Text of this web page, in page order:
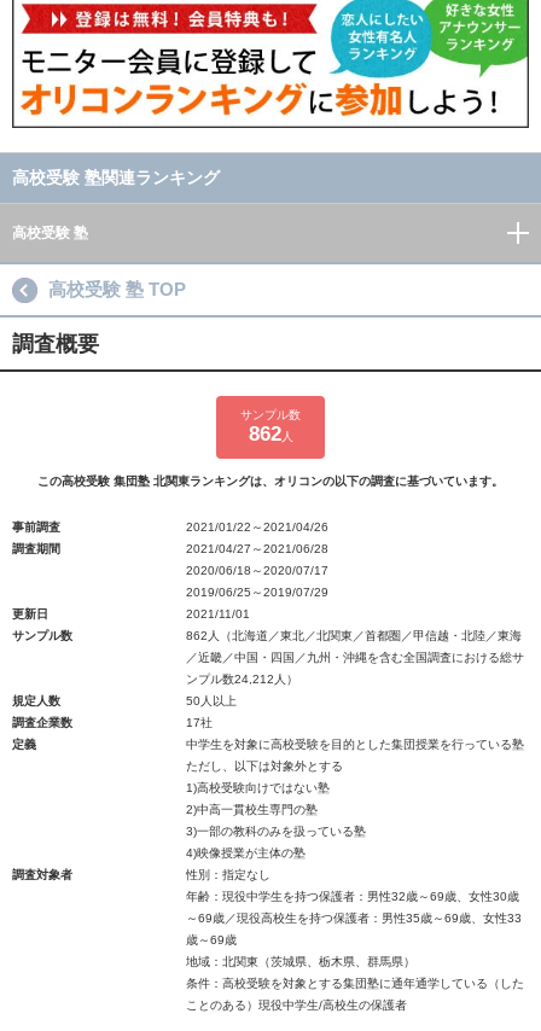
高校受験 塾関連ランキング
高校受験 塾
高校受験 塾 TOP
調査概要
サンプル数
862人
この高校受験 集団塾 北関東ランキングは、オリコンの以下の調査に基づいています。
事前調査
2021/01/22～2021/04/26
調査期間
2021/04/27～2021/06/28
2020/06/18～2020/07/17
2019/06/25～2019/07/29
更新日
2021/11/01
サンプル数
862人（北海道／東北／北関東／首都圏／甲信越・北陸／東海
／近畿／中国・四国／九州・沖縄を含む全国調査における総サ
ンプル数24,212人）
規定人数
50人以上
調査企業数
17社
定義
中学生を対象に高校受験を目的とした集団授業を行っている塾
ただし、以下は対象外とする
1)高校受験向けではない塾
2)中高一貫校生専門の塾
3)一部の教科のみを扱っている塾
4)映像授業が主体の塾
調査対象者
性別：指定なし
年齢：現役中学生を持つ保護者：男性32歳～69歳、女性30歳
～69歳／現役高校生を持つ保護者：男性35歳～69歳、女性33
歳～69歳
地域：北関東（茨城県、栃木県、群馬県）
条件：高校受験を対象とする集団塾に通年通学している（した
ことのある）現役中学生/高校生の保護者